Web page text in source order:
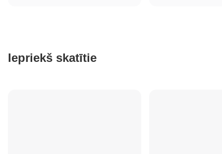
Iepriekš skatītie